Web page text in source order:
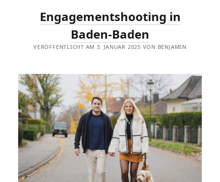
Benjamin
Knoblauch
Engagementshooting in
Baden-Baden
VERÖFFENTLICHT AM 3. JANUAR 2025 VON BENJAMIN